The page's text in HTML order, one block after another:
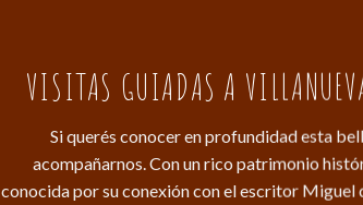
VISITAS GUIADAS A
Si querés conocer en profundidad esta
acompañarnos. Con un rico patrimonio
conocida por su conexión con el escritor Miguel